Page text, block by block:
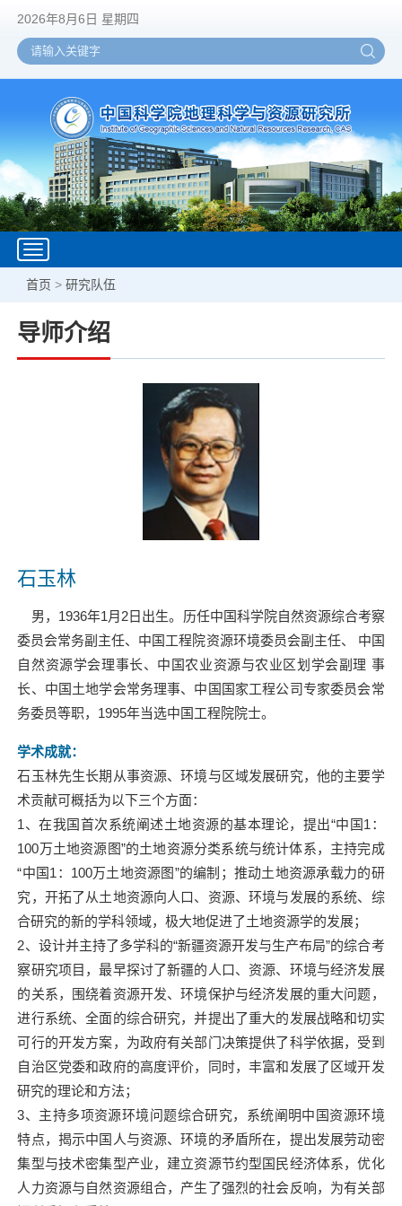
2026年8月6日 星期四
Toggle
navigation
首页 >研究队伍
导师介绍
石玉林
男，1936年1月2日出生。历任中国科学院自然资源综合考察
委员会常务副主任、中国工程院资源环境委员会副主任、 中国
自然资源学会理事长、中国农业资源与农业区划学会副理 事
长、中国土地学会常务理事、中国国家工程公司专家委员会常
务委员等职，1995年当选中国工程院院士。
学术成就：
石玉林先生长期从事资源、环境与区域发展研究，他的主要学
术贡献可概括为以下三个方面：
1、在我国首次系统阐述土地资源的基本理论，提出“中国1：
100万土地资源图”的土地资源分类系统与统计体系，主持完成
“中国1：100万土地资源图”的编制；推动土地资源承载力的研
究，开拓了从土地资源向人口、资源、环境与发展的系统、综
合研究的新的学科领域，极大地促进了土地资源学的发展；
2、设计并主持了多学科的“新疆资源开发与生产布局”的综合考
察研究项目，最早探讨了新疆的人口、资源、环境与经济发展
的关系，围绕着资源开发、环境保护与经济发展的重大问题，
进行系统、全面的综合研究，并提出了重大的发展战略和切实
可行的开发方案，为政府有关部门决策提供了科学依据，受到
自治区党委和政府的高度评价，同时，丰富和发展了区域开发
研究的理论和方法；
3、主持多项资源环境问题综合研究，系统阐明中国资源环境
特点，揭示中国人与资源、环境的矛盾所在，提出发展劳动密
集型与技术密集型产业，建立资源节约型国民经济体系，优化
人力资源与自然资源组合，产生了强烈的社会反响，为有关部